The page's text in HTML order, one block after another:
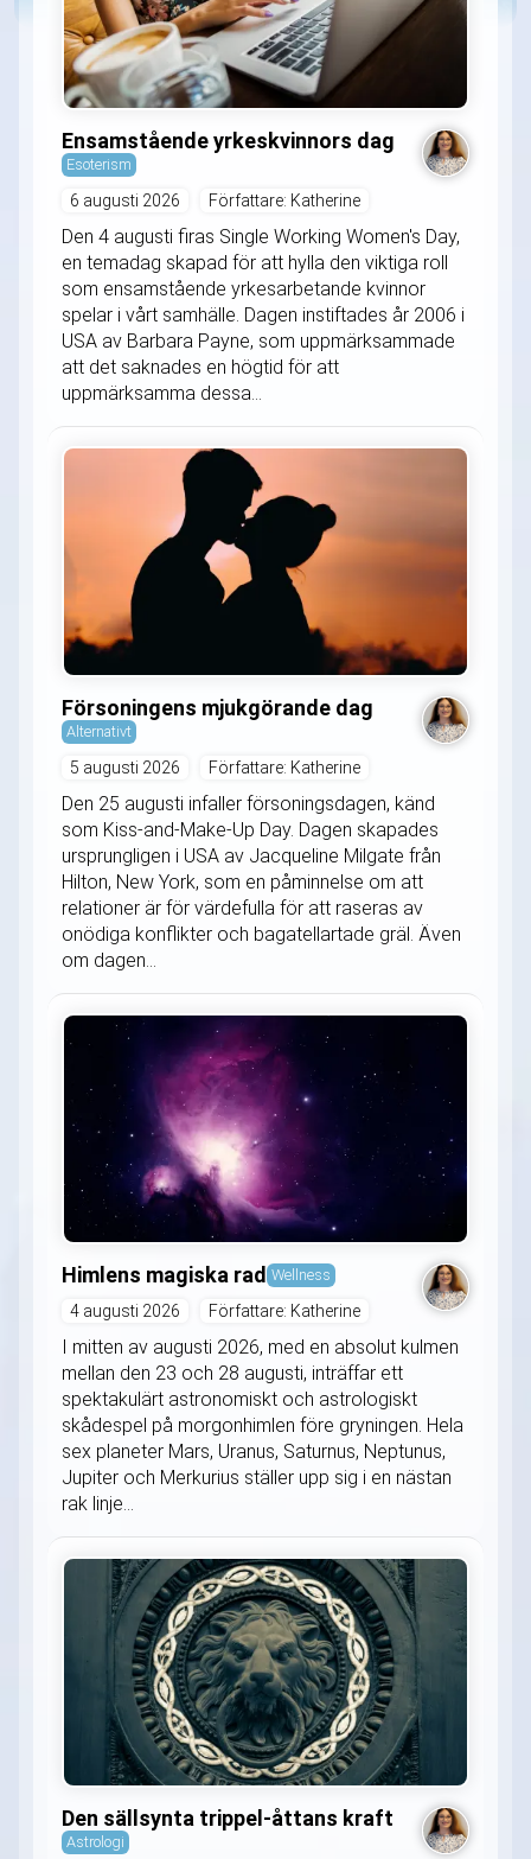
Ensamstående yrkeskvinnors dag
Esoterism
6 augusti 2026 Författare: Katherine
Den 4 augusti firas Single Working Women's Day,
en temadag skapad för att hylla den viktiga roll
som ensamstående yrkesarbetande kvinnor
spelar i vårt samhälle. Dagen instiftades år 2006 i
USA av Barbara Payne, som uppmärksammade
att det saknades en högtid för att
uppmärksamma dessa...
Försoningens mjukgörande dag
Alternativt
5 augusti 2026 Författare: Katherine
Den 25 augusti infaller försoningsdagen, känd
som Kiss-and-Make-Up Day. Dagen skapades
ursprungligen i USA av Jacqueline Milgate från
Hilton, New York, som en påminnelse om att
relationer är för värdefulla för att raseras av
onödiga konflikter och bagatellartade gräl. Även
om dagen...
Himlens magiska rad Wellness
4 augusti 2026 Författare: Katherine
I mitten av augusti 2026, med en absolut kulmen
mellan den 23 och 28 augusti, inträffar ett
spektakulärt astronomiskt och astrologiskt
skådespel på morgonhimlen före gryningen. Hela
sex planeter Mars, Uranus, Saturnus, Neptunus,
Jupiter och Merkurius ställer upp sig i en nästan
rak linje...
Den sällsynta trippel-åttans kraft
Astrologi